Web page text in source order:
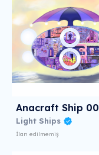
Anacraft Ship
Light Ships
İlan edilmemiş